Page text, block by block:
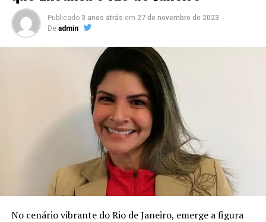
Publicado 3 anos atrás em 27 de novembro de 2023
De admin
No cenário vibrante do Rio de Janeiro, emerge a figura